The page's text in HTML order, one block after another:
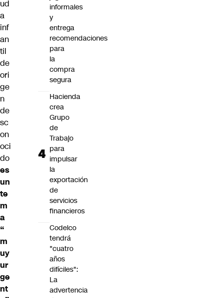
ud
a
inf
an
til
de
ori
ge
n
de
sc
on
oci
do
es
un
te
m
a
“
m
uy
ur
ge
nt
informales
y
entrega
recomendaciones
para
la
compra
segura
Hacienda
crea
Grupo
de
Trabajo
para
impulsar
la
exportación
de
servicios
financieros
Codelco
tendrá
"cuatro
años
difíciles":
La
advertencia